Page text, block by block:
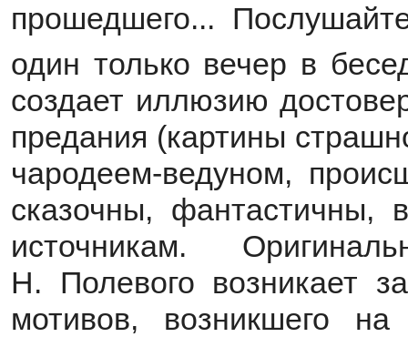
прошедшего...
один только вечер в
создает иллюзию
предания (картины
чародеем-ведуном,
сказочны, фантастичны,
источникам.
Н. Полевого возникает
мотивов, возникшего